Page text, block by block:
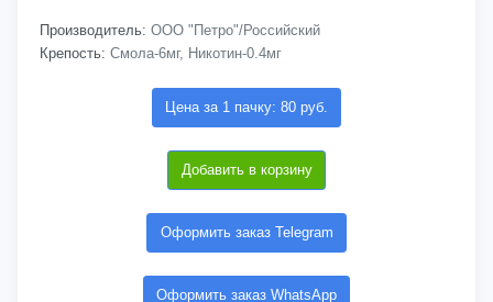
Производитель: ООО "Петро"/Российский
Крепость: Смола-6мг, Никотин-0.4мг
Цена за 1 пачку: 80 руб.
Добавить в корзину
Оформить заказ Telegram
Оформить заказ WhatsApp